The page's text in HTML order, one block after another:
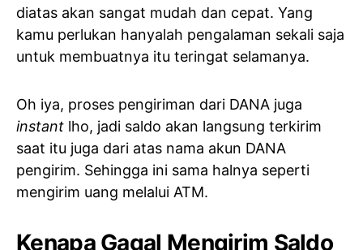
diatas akan sangat mudah dan cepat. Yang
kamu perlukan hanyalah pengalaman sekali saja
untuk membuatnya itu teringat selamanya.
Oh iya, proses pengiriman dari DANA juga
instant lho, jadi saldo akan langsung terkirim
saat itu juga dari atas nama akun DANA
pengirim. Sehingga ini sama halnya seperti
mengirim uang melalui ATM.
Kenapa Gagal Mengirim Saldo